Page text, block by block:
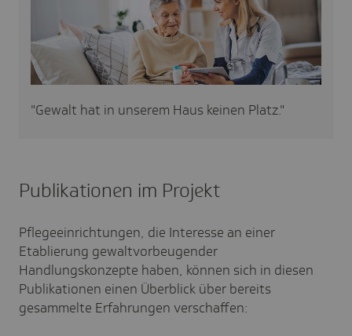
"Gewalt hat in unserem Haus keinen Platz."
Publikationen im Projekt
Pflegeeinrichtungen, die Interesse an einer
Etablierung gewaltvorbeugender
Handlungskonzepte haben, können sich in diesen
Publikationen einen Überblick über bereits
gesammelte Erfahrungen verschaffen: